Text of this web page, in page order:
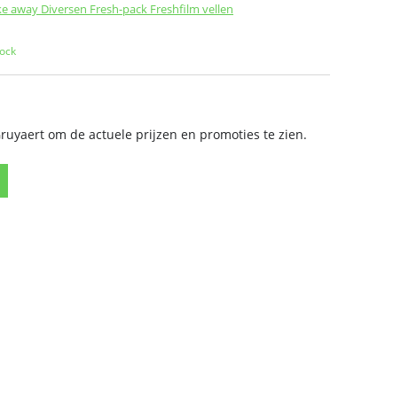
away Diversen Fresh-pack Freshfilm vellen
om de actuele prijzen en promoties te zien.